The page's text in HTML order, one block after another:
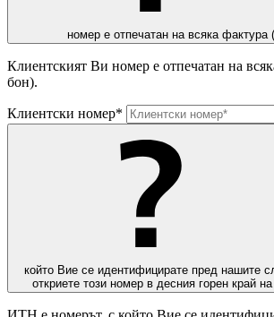
номер е отпечатан на всяка фактура
Клиентският Ви номер е отпечатан на
бон).
Клиентски номер*
който Вие се идентифицирате пред нашите
откриете този номер в десния горен край